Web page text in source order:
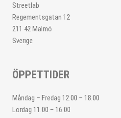
Streetlab
Regementsgatan 12
211 42 Malmö
Sverige
ÖPPETTIDER
Måndag – Fredag 12.00 – 18.00
Lördag 11.00 – 16.00